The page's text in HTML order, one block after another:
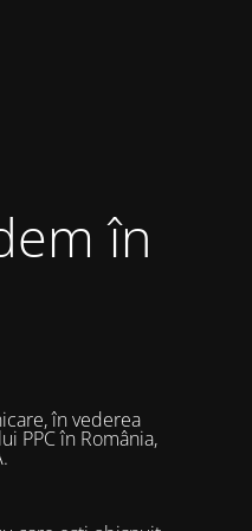
în
în vederea
PPC în România,